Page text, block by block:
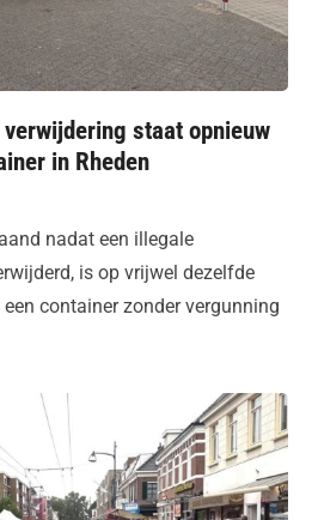
staat opnieuw
in Rheden
nadat een illegale
is op vrijwel dezelfde
container zonder vergunning